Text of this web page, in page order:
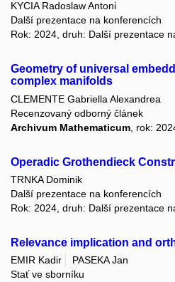
KYCIA Radoslaw Antoni
Další prezentace na konferencích
Rok: 2024, druh: Další prezentace
Geometry of universal
complex manifolds
CLEMENTE Gabriella Alexandrea
Recenzovaný odborný článek
Archivum Mathematicum , rok:
Operadic Grothendieck
TRNKA Dominik
Další prezentace na konferencích
Rok: 2024, druh: Další prezentace
Relevance implication and
EMIR Kadir
PASEKA Jan
Stať ve sborníku